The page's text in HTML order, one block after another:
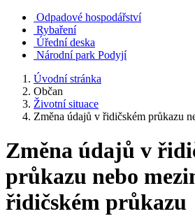
Odpadové hospodářství
Rybaření
Úřední deska
Národní park Podyjí
Úvodní stránka
Občan
Životní situace
Změna údajů v řidičském průkazu
Změna údajů v
průkazu nebo
řidičském průkazu